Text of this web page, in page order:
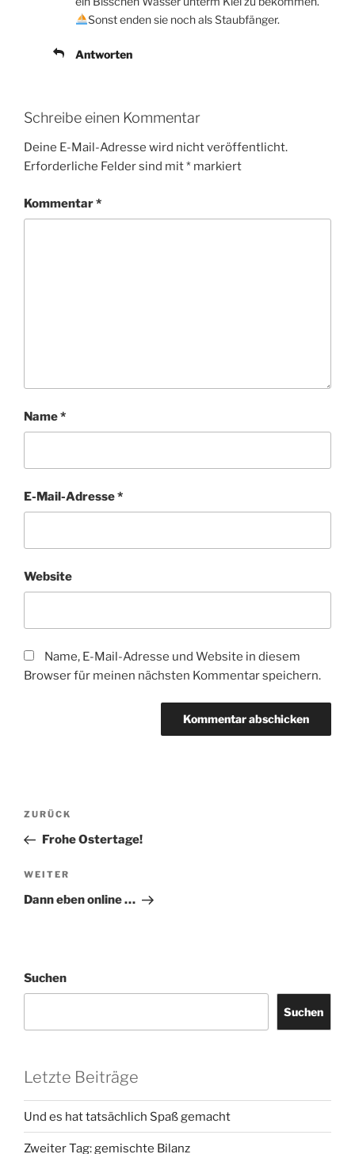
Sonst enden sie noch als Staubfänger.
Antworten
Schreibe einen Kommentar
Deine E-Mail-Adresse wird nicht veröffentlicht.
Erforderliche Felder sind mit* markiert
Kommentar*
Name*
E-Mail-Adresse*
Website
Name, E-Mail-Adresse und Website in diesem
Browser für meinen nächsten Kommentar speichern.
Beitragsnavigation
Vorheriger
Beitrag
ZURÜCK
Frohe Ostertage!
Nächster
Beitrag
WEITER
Dann eben online …
Suchen
Suchen
Letzte Beiträge
Und es hat tatsächlich Spaß gemacht
Zweiter Tag: gemischte Bilanz